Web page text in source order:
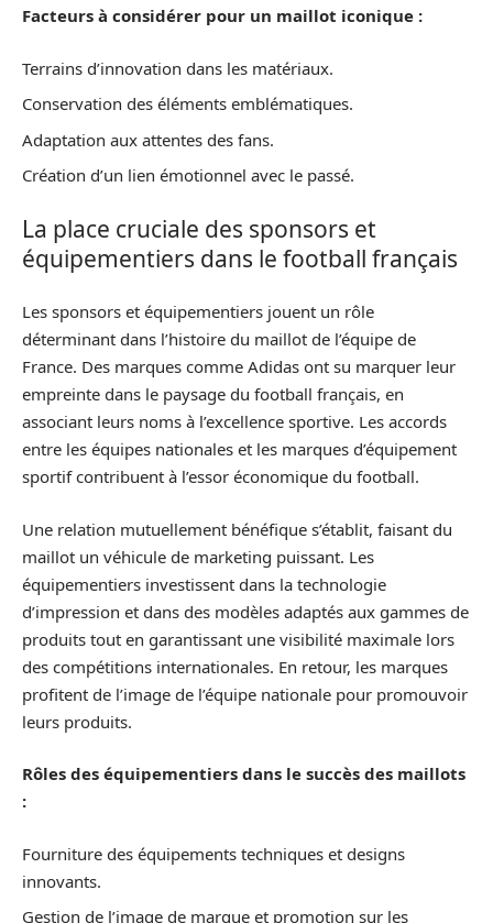
Facteurs à considérer pour un maillot iconique :
Terrains d’innovation dans les matériaux.
Conservation des éléments emblématiques.
Adaptation aux attentes des fans.
Création d’un lien émotionnel avec le passé.
La place cruciale des sponsors et
équipementiers dans le football français
Les sponsors et équipementiers jouent un rôle
déterminant dans l’histoire du maillot de l’équipe de
France. Des marques comme Adidas ont su marquer leur
empreinte dans le paysage du football français, en
associant leurs noms à l’excellence sportive. Les accords
entre les équipes nationales et les marques d’équipement
sportif contribuent à l’essor économique du football.
Une relation mutuellement bénéfique s’établit, faisant du
maillot un véhicule de marketing puissant. Les
équipementiers investissent dans la technologie
d’impression et dans des modèles adaptés aux gammes de
produits tout en garantissant une visibilité maximale lors
des compétitions internationales. En retour, les marques
profitent de l’image de l’équipe nationale pour promouvoir
leurs produits.
Rôles des équipementiers dans le succès des maillots
:
Fourniture des équipements techniques et designs
innovants.
Gestion de l’image de marque et promotion sur les